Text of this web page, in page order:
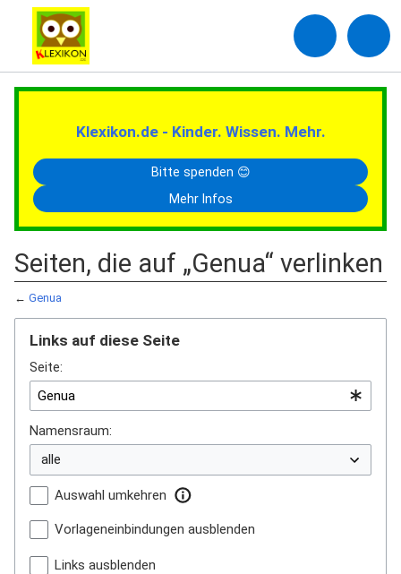
Klexikon.de - Kinder. Wissen. Mehr.
Bitte spenden 😊
Mehr Infos
Seiten, die auf „Genua“ verlinken
← Genua
Links auf diese Seite
Seite:
Namensraum:
Auswahl umkehren
Vorlageneinbindungen ausblenden
Links ausblenden